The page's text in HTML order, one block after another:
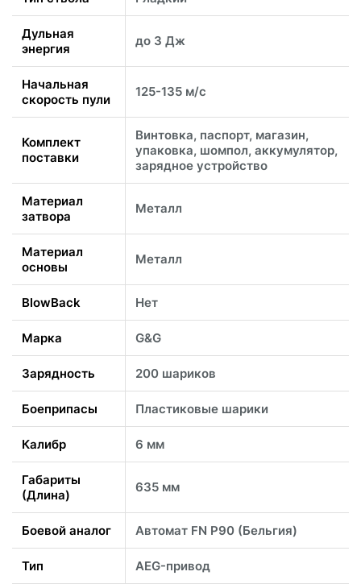
Дульная
энергия
до 3 Дж
Начальная
скорость пули
125-135 м/с
Комплект
поставки
Винтовка, паспорт, магазин,
упаковка, шомпол, аккумулятор,
зарядное устройство
Материал
затвора
Металл
Материал
основы
Металл
BlowBack Нет
Марка G&G
Зарядность 200 шариков
Боеприпасы Пластиковые шарики
Калибр 6 мм
Габариты
(Длина)
635 мм
Боевой аналог Автомат FN P90 (Бельгия)
Тип AEG-привод